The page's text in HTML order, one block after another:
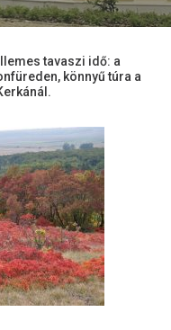
tavaszi idő: a
könnyű túra a